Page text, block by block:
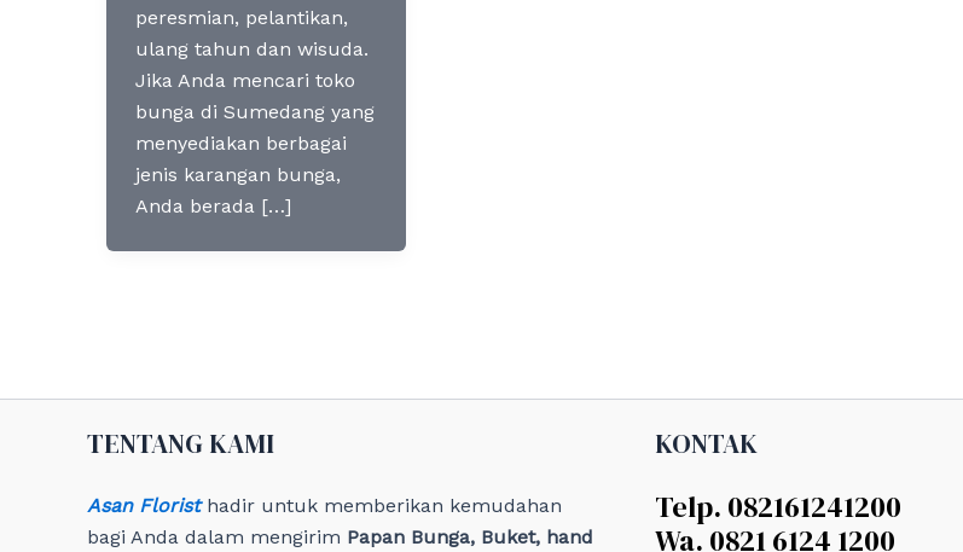
peresmian, pelantikan,
ulang tahun dan wisuda.
Jika Anda mencari toko
bunga di Sumedang yang
menyediakan berbagai
jenis karangan bunga,
Anda berada […]
TENTANG KAMI
Asan Floristhadir untuk memberikan kemudahan
bagi Anda dalam mengirim Papan Bunga, Buket, hand
KONTAK
Telp. 082161241200
Wa. 0821 6124 1200